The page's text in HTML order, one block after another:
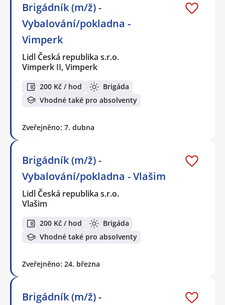
Brigádník (m/ž) -
Vybalování/pokladna -
Vimperk
Lidl Česká republika s.r.o.
Vimperk II, Vimperk
200 Kč / hod
Brigáda
Vhodné také pro absolventy
Zveřejněno: 7. dubna
Brigádník (m/ž) -
Vybalování/pokladna - Vlašim
Lidl Česká republika s.r.o.
Vlašim
200 Kč / hod
Brigáda
Vhodné také pro absolventy
Zveřejněno: 24. března
Brigádník (m/ž) -